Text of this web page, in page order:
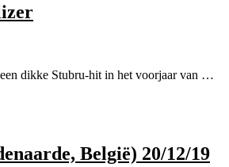
dikke Stubru-hit in het voorjaar van …
België) 20/12/19